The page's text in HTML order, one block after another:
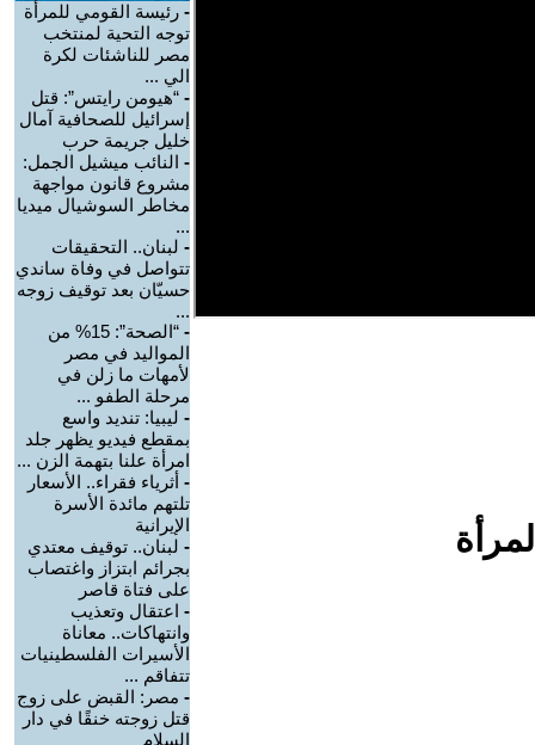
- رئيسة القومي للمرأة
توجه التحية لمنتخب
مصر للناشئات لكرة
الي ...
- “هيومن رايتس”: قتل
إسرائيل للصحافية آمال
خليل جريمة حرب
- النائب ميشيل الجمل:
مشروع قانون مواجهة
مخاطر السوشيال ميديا
...
- لبنان.. التحقيقات
تتواصل في وفاة ساندي
حسيّان بعد توقيف زوجه
...
-
“الصحة”: 15% من
المواليد في مصر
لأمهات ما زلن في
مرحلة الطفو ...
- ليبيا: تنديد واسع
بمقطع فيديو يظهر جلد
امرأة علنا بتهمة الزن ...
- أثرياء فقراء.. الأسعار
تلتهم مائدة الأسرة
الإيرانية
- لبنان.. توقيف معتدي
بجرائم ابتزاز واغتصاب
على فتاة قاصر
- اعتقال وتعذيب
وانتهاكات.. معاناة
الأسيرات الفلسطينيات
تتفاقم ...
- مصر: القبض على زوج
قتل زوجته خنقًا في دار
السلام